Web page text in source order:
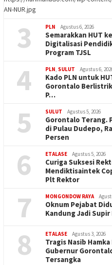
AN-NUR.jpg
3 PLN Agustus 6, 2026
Semarakkan HUT
Digitalisasi
Program TJSL
4 PLN, SULUT Agustus 6,
Kado PLN untuk
Gorontalo
P…
5 SULUT Agustus 5, 2026
Gorontalo Terang.
di Pulau Dudepo,
Persen
6 ETALASE Agustus 5, 2026
Curiga Suksesi
Mendiktisaintek
Plt Rektor
7 MONGONDOW RAYA
Oknum Pejabat
Kandung Jadi Supir
8 ETALASE Agustus 3, 2026
Tragis Nasib
Gubernur
Tersangka